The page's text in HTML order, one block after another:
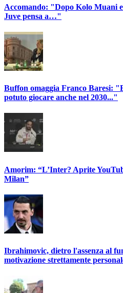
Accomando: "Dopo Kolo Muani
Juve pensa a…"
Buffon omaggia Franco Baresi:
potuto giocare anche nel 2030..."
Amorim: “L’Inter? Aprite
Milan”
Ibrahimovic, dietro l'assenza al
motivazione strettamente